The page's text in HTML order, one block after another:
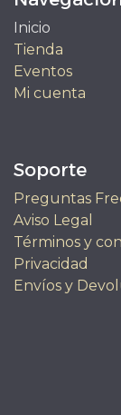
Inicio
Tienda
Eventos
Mi cuenta
Soporte
Preguntas
Aviso Legal
Términos y
Privacidad
Envíos y